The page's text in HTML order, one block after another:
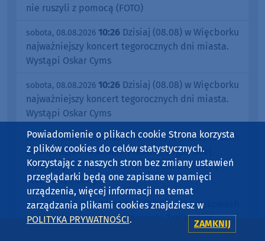
nie ruszyli z pomocą (FOTO)
sobota, 08.08.2026 10:26 Dzisiaj (08.08) w Więcborku
najważniejszy koncert tegorocznych dni miasta.
Wystąpi Oskar Cyms
sobota, 08.08.2026 10:26 Dzisiaj (08.08) w Więcborku
najważniejszy koncert tegorocznych dni miasta.
Wystąpi Oskar Cyms
sobota, 08.08.2026 09:03Dziś (8.08) w Charzykowach
ostatni dzień Festiwalu Piosenki Żeglarskiej.
Wystąpią między innymi Chór Zawisza Czarny
oraz Perły i Łotry
sobota, 08.08.2026 09:03Dziś (8.08) w Charzykowach
ostatni dzień Festiwalu Piosenki Żeglarskiej.
Wystąpią między innymi Chór Zawisza Czarny
Powiadomienie o plikach cookie Strona korzysta
z plików cookies do celów statystycznych.
Korzystając z naszych stron bez zmiany ustawień
przeglądarki będą one zapisane w pamięci
urządzenia, więcej informacji na temat
zarządzania plikami cookies znajdziesz w
POLITYKA PRYWATNOŚCI. ZAMKNIJ